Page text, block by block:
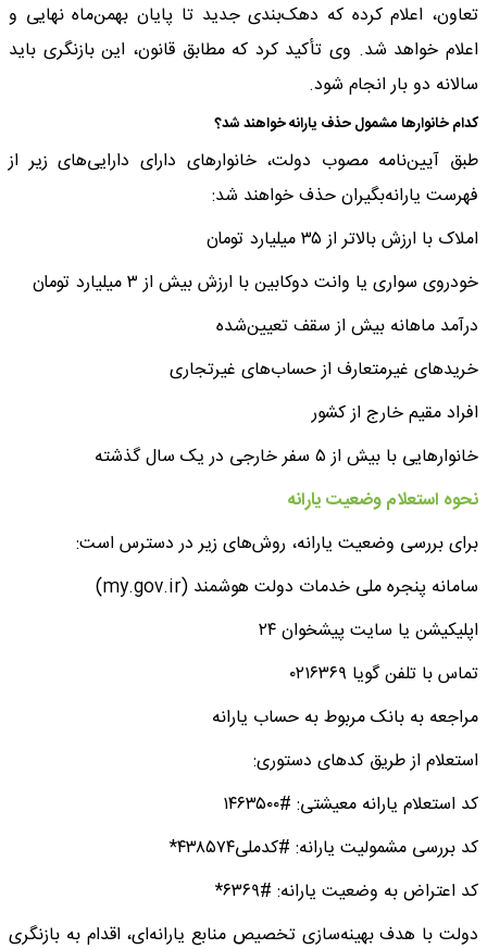
تعاون، اعلام کرده که دهک‌بندی جدید تا پایان بهمن‌ماه نهایی و
اعلام خواهد شد. وی تأکید کرد که مطابق قانون، این بازنگری باید
سالانه دو بار انجام شود.
کدام خانوارها مشمول حذف یارانه خواهند شد؟
طبق آیین‌نامه مصوب دولت، خانوارهای دارای دارایی‌های زیر از
فهرست یارانه‌بگیران حذف خواهند شد:
املاک با ارزش بالاتر از ۳۵ میلیارد تومان
خودروی سواری یا وانت دوکابین با ارزش بیش از ۳ میلیارد تومان
درآمد ماهانه بیش از سقف تعیین‌شده
خریدهای غیرمتعارف از حساب‌های غیرتجاری
افراد مقیم خارج از کشور
خانوارهایی با بیش از ۵ سفر خارجی در یک سال گذشته
نحوه استعلام وضعیت یارانه
برای بررسی وضعیت یارانه، روش‌های زیر در دسترس است:
سامانه پنجره ملی خدمات دولت هوشمند (my.gov.ir)
اپلیکیشن یا سایت پیشخوان ۲۴
تماس با تلفن گویا ۰۲۱۶۳۶۹
مراجعه به بانک مربوط به حساب یارانه
استعلام از طریق کدهای دستوری:
کد استعلام یارانه معیشتی: #۱۴۶۳۵۰۰
کد بررسی مشمولیت یارانه: #کدملی۴۳۸۵۷۴*
کد اعتراض به وضعیت یارانه: #۶۳۶۹*
دولت با هدف بهینه‌سازی تخصیص منابع یارانه‌ای، اقدام به بازنگری